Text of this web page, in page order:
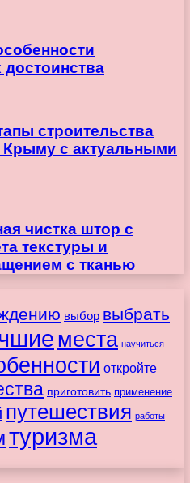
достоинства
строительства
с актуальными
чистка штор с
текстуры и
с тканью
выбор выбрать
места научиться
откройте
приготовить применение
путешествия работы
туризма